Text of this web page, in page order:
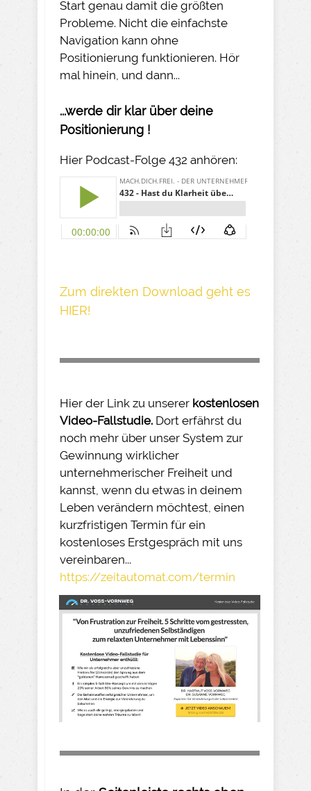
Start genau damit die größten
Probleme. Nicht die einfachste
Navigation kann ohne
Positionierung funktionieren. Hör
mal hinein, und dann...
...werde dir klar über deine
Positionierung !
Hier Podcast-Folge 432 anhören:
Z um direkte n Download geh t es
HIER!
Hier der Link zu unserer kostenlosen
Video-Fallstudie. Dort erfährst du
noch mehr über unser System zur
Gewinnung wirklicher
unternehmerischer Freiheit und
kannst, wenn du etwas in deinem
Leben verändern möchtest, einen
kurzfristigen Termin für ein
kostenloses Erstgespräch mit uns
vereinbaren...
https://zeitautomat.com/termin